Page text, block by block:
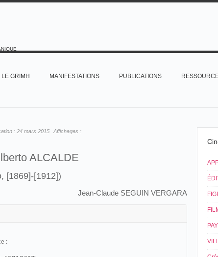
LE GRIMH MANIFESTATIONS PUBLICATIONS
: 24 mars 2015
Affichages :
ALCALDE
[1869]-[1912])
Jean-Claude SEGUIN VERGARA
: